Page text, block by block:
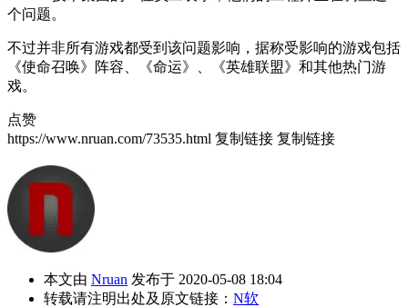
个问题。
不过并非所有游戏都受到该问题影响，据称受影响的游戏包括
《使命召唤》阵容、《命运》、《英雄联盟》和其他热门游
戏。
点赞
https://www.nruan.com/73535.html 复制链接 复制链接
本文由 Nruan 发布于 2020-05-08 18:04
转载请注明出处及原文链接： N软